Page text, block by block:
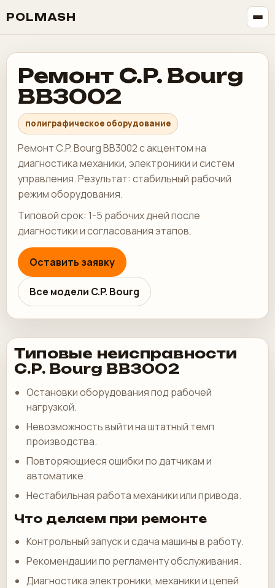
POLMASH
Ремонт C.P. Bourg
BB3002
полиграфическое оборудование
Ремонт C.P. Bourg BB3002 с акцентом на
диагностика механики, электроники и систем
управления. Результат: стабильный рабочий
режим оборудования.
Типовой срок: 1-5 рабочих дней после
диагностики и согласования этапов.
Оставить заявку
Все модели C.P. Bourg
Типовые неисправности
C.P. Bourg BB3002
Остановки оборудования под рабочей
нагрузкой.
Невозможность выйти на штатный темп
производства.
Повторяющиеся ошибки по датчикам и
автоматике.
Нестабильная работа механики или привода.
Что делаем при ремонте
Контрольный запуск и сдача машины в работу.
Рекомендации по регламенту обслуживания.
Диагностика электроники, механики и цепей